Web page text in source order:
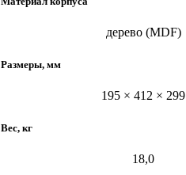
дерево (MDF)
Размеры, мм
195 × 412 × 299
Вес, кг
18,0